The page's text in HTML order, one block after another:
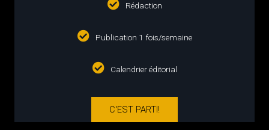
Rédaction
Publication 1 fois/semaine
Calendrier éditorial
C'EST PARTI!